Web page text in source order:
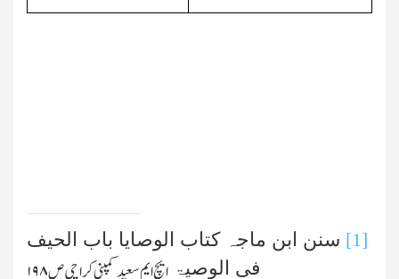
[1] سنن ابن ماجہ کتاب الوصایا باب الحیف
فی الوصیۃ ایچ ایم سعیدکمپنی کراچی ص۱۹۸